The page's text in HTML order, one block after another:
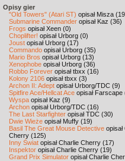
Opisy gier
"Old Towers" (Atari ST) opisał Misza
Submarine Commander opisał Kaz (36)
Frogs opisał Xeen (0)
Choplifter! opisał Urborg (0)
Joust opisał Urborg (17)
Commando opisał Urborg (35)
Mario Bros opisał Urborg (13)
Xenophobe opisał Urborg (36)
Robbo Forever opisał tbxx (16)
Kolony 2106 opisał tbxx (3)
Archon II: Adept opisał Urborg/TDC (9)
Spitfire Ace/Hellcat Ace opisał Farscape
Wyspa opisał Kaz (9)
Archon opisał Urborg/TDC (16)
The Last Starfighter opisał TDC (30)
Dwie Wieże opisał Muffy (19)
Basil The Great Mouse Detective
Cherry (125)
Inny Świat opisał Charlie Cherry (17)
Inspektor opisał Charlie Cherry (19)
Grand Prix Simulator opisał Charlie